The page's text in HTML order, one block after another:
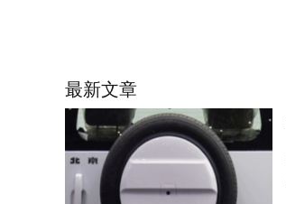
最新文章